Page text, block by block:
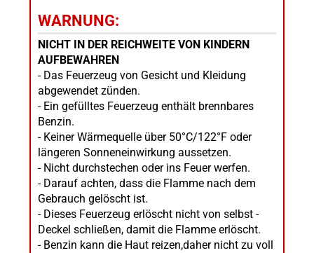
WARNUNG:
NICHT IN DER REICHWEITE VON KINDERN
AUFBEWAHREN
- Das Feuerzeug von Gesicht und Kleidung
abgewendet zünden.
- Ein gefülltes Feuerzeug enthält brennbares
Benzin.
- Keiner Wärmequelle über 50°C/122°F oder
längeren Sonneneinwirkung aussetzen.
- Nicht durchstechen oder ins Feuer werfen.
- Darauf achten, dass die Flamme nach dem
Gebrauch gelöscht ist.
- Dieses Feuerzeug erlöscht nicht von selbst -
Deckel schließen, damit die Flamme erlöscht.
- Benzin kann die Haut reizen,daher nicht zu voll